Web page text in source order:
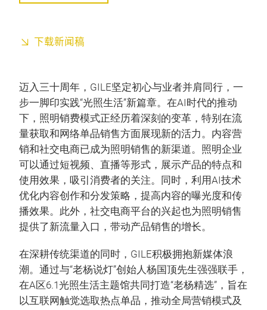
下载新闻稿
迈入三十周年，GILE坚定初心与业者并肩同行，一
步一脚印实践“光照生活”新篇章。在AI时代的推动
下，照明销费模式正经历着深刻的变革，特别在流
量获取和网络单品销售方面展现新的活力。内容营
销和社交电商已成为照明销售的新渠道。照明企业
可以通过短视频、直播等形式，展示产品的特点和
使用效果，吸引消费者的关注。同时，利用AI技术
优化内容创作和分发策略，提高内容的曝光度和传
播效果。此外，社交电商平台的兴起也为照明销售
提供了新流量入口，带动产品销售的增长。
在深耕传统渠道的同时，GILE积极拥抱新媒体浪
潮。通过与“老杨说灯”创始人杨国顶先生强强联手，
在A区6.1光照生活主题馆共同打造“老杨精选”，旨在
以互联网触觉选取热点单品，推动全局营销模式及